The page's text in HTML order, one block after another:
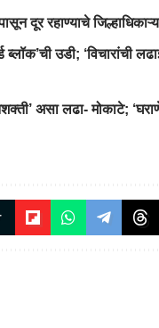
दूर रहाण्याचे
उडी; ‘विचारांची
असा लढा- मोकाटे;